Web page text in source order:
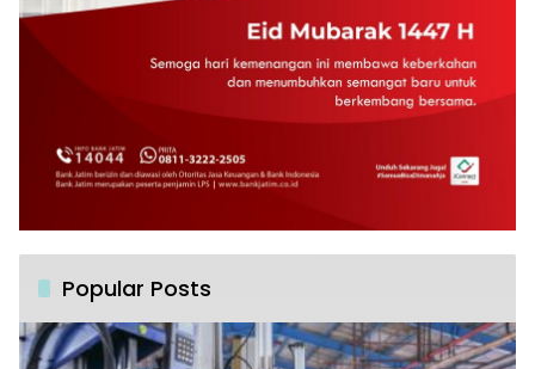
Popular Posts